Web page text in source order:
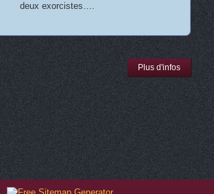
deux exorcistes….
Plus d'infos